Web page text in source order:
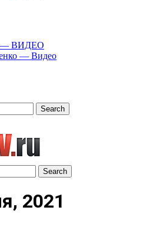
— ВИДЕО
— Видео
Search
Search
2021